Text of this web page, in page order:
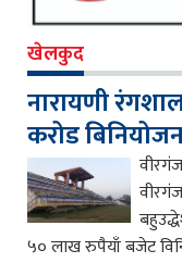
खेलकुद
नारायणी
करोड
५० लाख रुपैयाँ बजेट